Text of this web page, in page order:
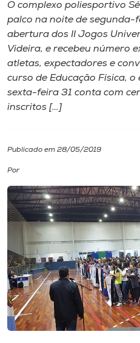
A
Unoesc
Internacionalização
I.nova
Cultura
CPA
Biblioteca
Editora
Rádio
O complexo poliesportivo
palco na noite de segunda-
abertura dos II Jogos
Videira, e recebeu número
atletas, expectadores e
curso de Educação Física,
sexta-feira 31 conta com
inscritos […]
Publicado em 28/05/2019
Por